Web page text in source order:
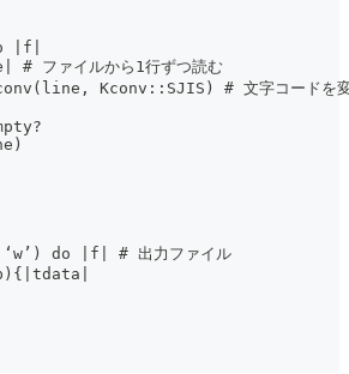
|f|
ファイルから1行ずつ読む
Kconv::SJIS) # 文字コードを
do |f| # 出力ファイル